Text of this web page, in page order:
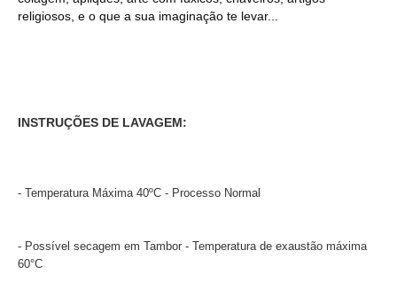
religiosos, e o que a sua imaginação te levar...
INSTRUÇÕES DE LAVAGEM:
- Temperatura Máxima 40ºC - Processo Normal
- Possível secagem em Tambor - Temperatura de exaustão máxima
60°C